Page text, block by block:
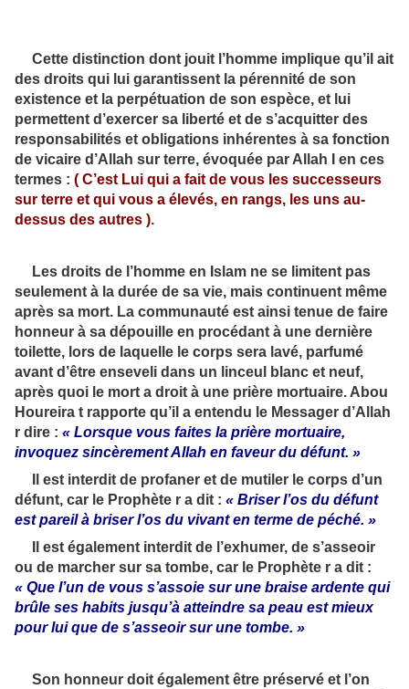
Cette distinction dont jouit l’homme implique qu’il ait
des droits qui lui garantissent la pérennité de son
existence et la perpétuation de son espèce, et lui
permettent d’exercer sa liberté et de s’acquitter des
responsabilités et obligations inhérentes à sa fonction
de vicaire d’Allah sur terre, évoquée par Allah I en ces
termes : ( C’est Lui qui a fait de vous les successeurs
sur terre et qui vous a élevés, en rangs, les uns au-
dessus des autres ).
Les droits de l’homme en Islam ne se limitent pas
seulement à la durée de sa vie, mais continuent même
après sa mort. La communauté est ainsi tenue de faire
honneur à sa dépouille en procédant à une dernière
toilette, lors de laquelle le corps sera lavé, parfumé
avant d’être enseveli dans un linceul blanc et neuf,
après quoi le mort a droit à une prière mortuaire. Abou
Houreira t rapporte qu’il a entendu le Messager d’Allah
r dire : « Lorsque vous faites la prière mortuaire,
invoquez sincèrement Allah en faveur du défunt. »
Il est interdit de profaner et de mutiler le corps d’un
défunt, car le Prophète r a dit : « Briser l’os du défunt
est pareil à briser l’os du vivant en terme de péché. »
Il est également interdit de l’exhumer, de s’asseoir
ou de marcher sur sa tombe, car le Prophète r a dit :
« Que l’un de vous s’assoie sur une braise ardente qui
brûle ses habits jusqu’à atteindre sa peau est mieux
pour lui que de s’asseoir sur une tombe. »
Son honneur doit également être préservé et l’on